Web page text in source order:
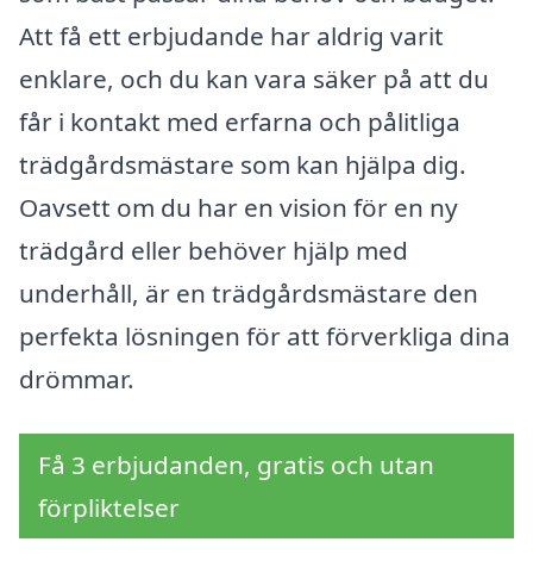
Att få ett erbjudande har aldrig varit
enklare, och du kan vara säker på att du
får i kontakt med erfarna och pålitliga
trädgårdsmästare som kan hjälpa dig.
Oavsett om du har en vision för en ny
trädgård eller behöver hjälp med
underhåll, är en trädgårdsmästare den
perfekta lösningen för att förverkliga dina
drömmar.
Få 3 erbjudanden, gratis och utan
förpliktelser